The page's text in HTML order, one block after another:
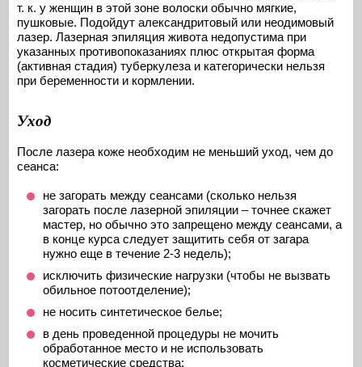
т. к. у женщин в этой зоне волоски обычно мягкие,
пушковые. Подойдут александритовый или неодимовый
лазер. Лазерная эпиляция живота недопустима при
указанных противопоказаниях плюс открытая форма
(активная стадия) туберкулеза и категорически нельзя
при беременности и кормлении.
Уход
После лазера коже необходим не меньший уход, чем до
сеанса:
не загорать между сеансами (сколько нельзя
загорать после лазерной эпиляции – точнее скажет
мастер, но обычно это запрещено между сеансами, а
в конце курса следует защитить себя от загара
нужно еще в течение 2-3 недель);
исключить физические нагрузки (чтобы не вызвать
обильное потоотделение);
не носить синтетическое белье;
в день проведенной процедуры не мочить
обработанное место и не использовать
косметические средства;